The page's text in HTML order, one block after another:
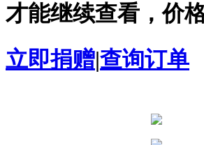
才能继续查看，价
立即捐赠|查询订单